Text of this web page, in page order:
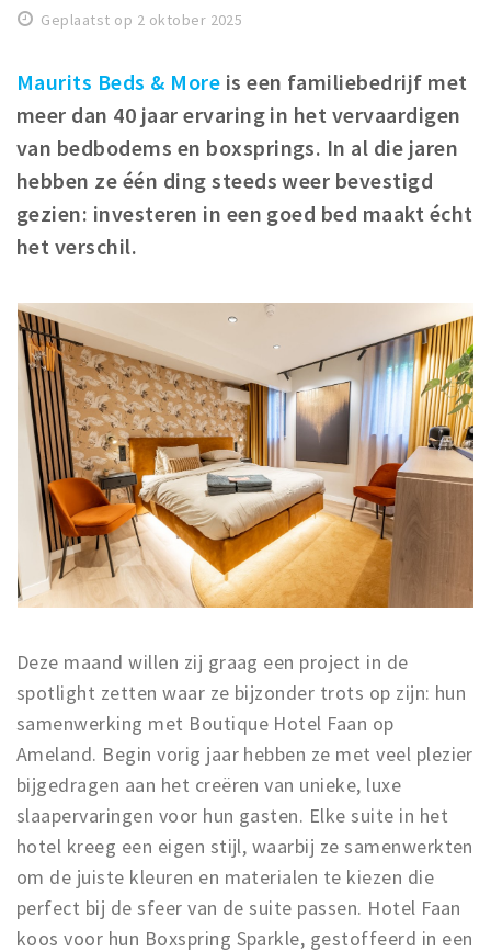
WONEN
Inschrijven gemeente
Zorgverzekering
Huisarts en eerste hulp
Q&A
Breda Student Shop
Draai aan het rad!
VRIJE TIJD
Sport
Nieuws
Agenda
Bezienswaardigheden
Musea, theaters & podia
Uitjes & activiteiten
Natuurgebieden
Party pics
Eten
Drinken
Slapen
Recreatief
Winkels
Winkelgebieden
Geplaatst op 2 oktober 2025
Maurits Beds & More is een familiebedrijf met
meer dan 40 jaar ervaring in het vervaardigen
van bedbodems en boxsprings. In al die jaren
hebben ze één ding steeds weer bevestigd
gezien: investeren in een goed bed maakt écht
het verschil.
Deze maand willen zij graag een project in de
spotlight zetten waar ze bijzonder trots op zijn: hun
samenwerking met Boutique Hotel Faan op
Ameland. Begin vorig jaar hebben ze met veel plezier
bijgedragen aan het creëren van unieke, luxe
slaapervaringen voor hun gasten. Elke suite in het
hotel kreeg een eigen stijl, waarbij ze samenwerkten
om de juiste kleuren en materialen te kiezen die
perfect bij de sfeer van de suite passen. Hotel Faan
koos voor hun Boxspring Sparkle, gestoffeerd in een